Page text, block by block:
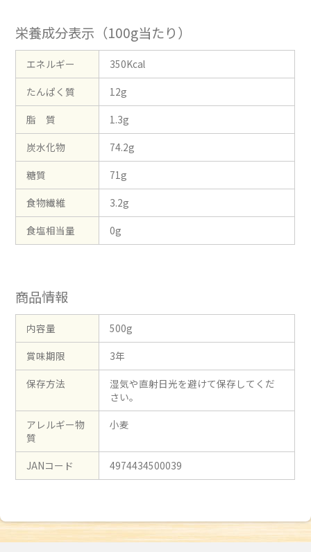
栄養成分表示（100g当たり）
エネルギー
350Kcal
たんぱく質
12g
脂 質
1.3g
炭水化物
74.2g
糖質
71g
食物繊維
3.2g
食塩相当量
0g
商品情報
内容量
500g
賞味期限
3年
保存方法
湿気や直射日光を避けて保存してくだ
さい。
アレルギー物
質
小麦
JANコード 4974434500039